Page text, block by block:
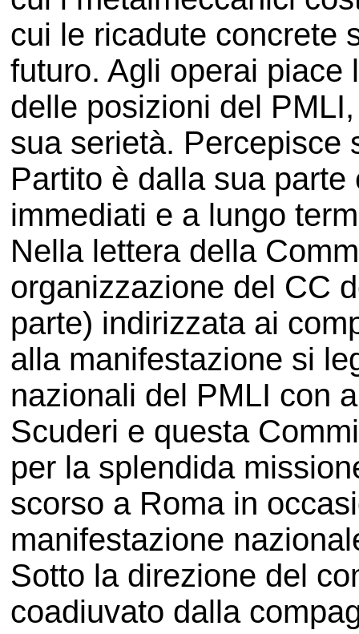
cui le ricadute concrete
futuro. Agli operai piace
delle posizioni del
sua serietà. Percepisce
Partito è dalla sua
immediati e a lungo
Nella lettera della
organizzazione del CC
parte) indirizzata ai
alla manifestazione si
nazionali del PMLI con
Scuderi e questa
per la splendida
scorso a Roma in
manifestazione
Sotto la direzione del
coadiuvato dalla